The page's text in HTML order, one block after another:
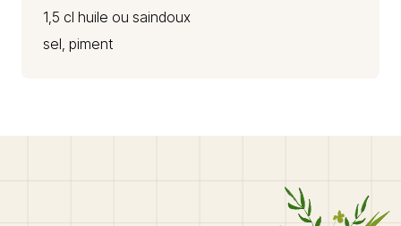
1,5 cl huile ou saindoux
sel, piment